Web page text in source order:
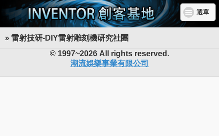
選單
» 雷射技研-DIY雷射雕刻機研究社團
INVENTOR 創客基地
© 1997~2026 All rights reserved.
潮流娛樂事業有限公司